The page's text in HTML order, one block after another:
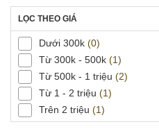
LỌC THEO GIÁ
Dưới 300k (0)
Từ 300k - 500k (1)
Từ 500k - 1 triệu (2)
Từ 1 - 2 triệu (1)
Trên 2 triệu (1)